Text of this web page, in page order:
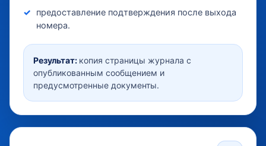
предоставление подтверждения после выхода
номера.
Результат: копия страницы журнала с
опубликованным сообщением и
предусмотренные документы.